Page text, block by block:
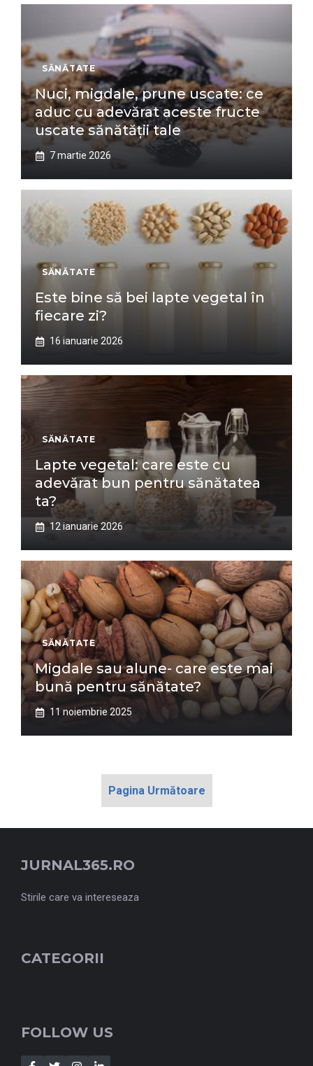
SĂNĂTATE
Nuci, migdale, prune uscate: ce
aduc cu adevărat aceste fructe
uscate sănătății tale
7 martie 2026
SĂNĂTATE
Este bine să bei lapte vegetal în
fiecare zi?
16 ianuarie 2026
SĂNĂTATE
Lapte vegetal: care este cu
adevărat bun pentru sănătatea
ta?
12 ianuarie 2026
SĂNĂTATE
Migdale sau alune- care este mai
bună pentru sănătate?
11 noiembrie 2025
Pagina Următoare
JURNAL365.RO
Stirile care va intereseaza
CATEGORII
FOLLOW US